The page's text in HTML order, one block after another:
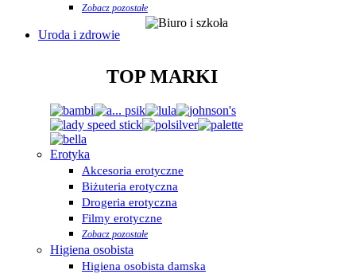
Zobacz pozostałe
Uroda i zdrowie
TOP MARKI
Erotyka
Akcesoria erotyczne
Biżuteria erotyczna
Drogeria erotyczna
Filmy erotyczne
Zobacz pozostałe
Higiena osobista
Higiena osobista damska